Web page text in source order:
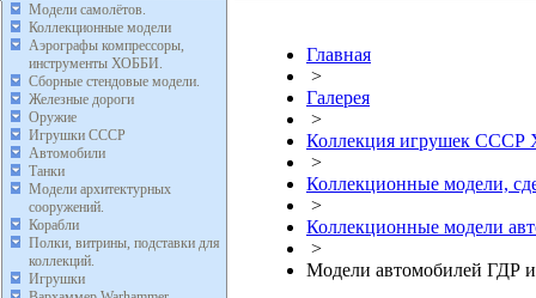
Модели самолётов.
Коллекционные модели
Аэрографы компрессоры,
инструменты ХОББИ.
Сборные стендовые модели.
Железные дороги
Оружие
Игрушки СССР
Автомобили
Танки
Модели архитектурных
сооружений.
Корабли
Полки, витрины, подставки для
коллекций.
Игрушки
Главная
>
Галерея
>
Коллекция игрушек
>
Коллекционные модели,
>
Коллекционные модели
>
Модели автомобилей ГДР